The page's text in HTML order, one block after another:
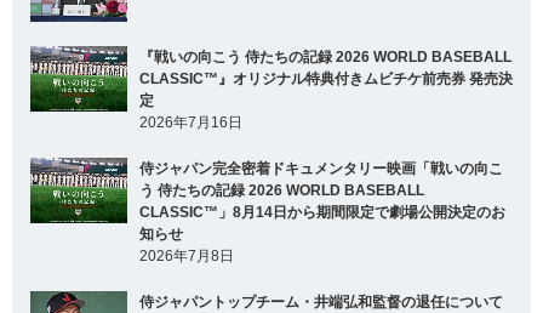
『戦いの向こう 侍たちの記録 2026 WORLD BASEBALL
CLASSIC™』オリジナル特典付きムビチケ前売券 発売決
定
2026年7月16日
侍ジャパン完全密着ドキュメンタリー映画「戦いの向こ
う 侍たちの記録 2026 WORLD BASEBALL
CLASSIC™」8月14日から期間限定で劇場公開決定のお
知らせ
2026年7月8日
侍ジャパントップチーム・井端弘和監督の退任について